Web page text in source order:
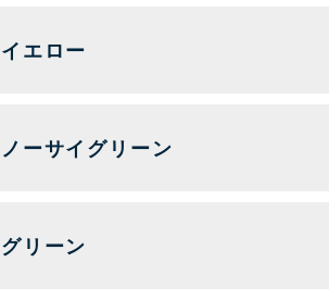
イエロー
ノーサイグリーン
グリーン